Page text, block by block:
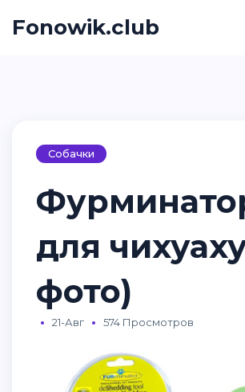
Fonowik.club
Собачки
для
фото)
21-Авг 574 Просмотров